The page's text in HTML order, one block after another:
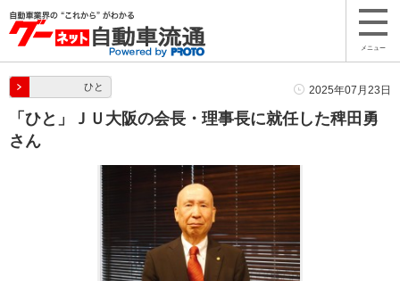
メニュー
ひと 2025年07月23日
「ひと」ＪＵ大阪の会長・理事長に就任した稗田勇
さん